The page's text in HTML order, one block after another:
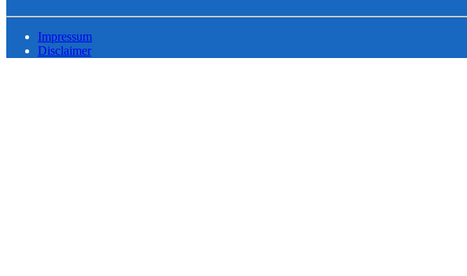
Impressum
Disclaimer